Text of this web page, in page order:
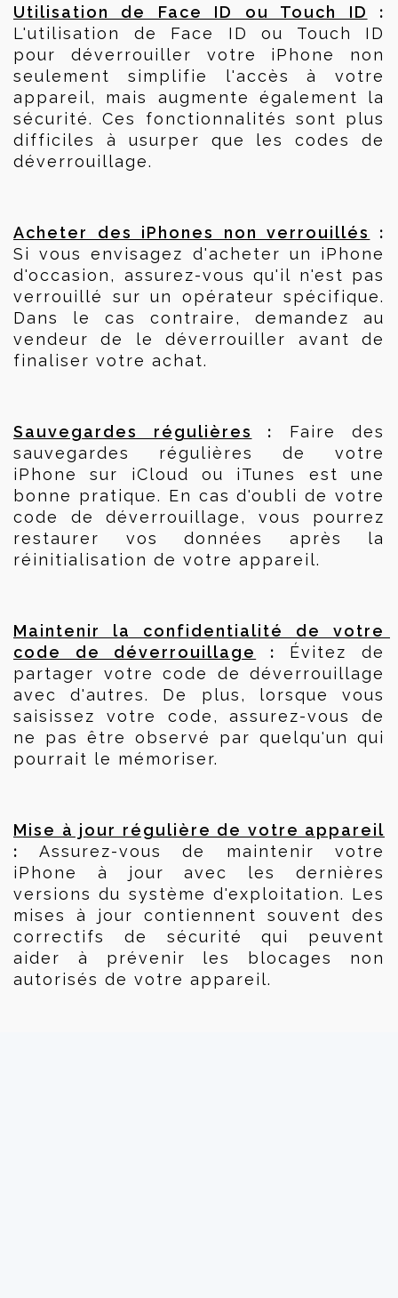
Utilisation de Face ID ou Touch ID :
L'utilisation de Face ID ou Touch ID
pour déverrouiller votre iPhone non
seulement simplifie l'accès à votre
appareil, mais augmente également la
sécurité. Ces fonctionnalités sont plus
difficiles à usurper que les codes de
déverrouillage.
Acheter des iPhones non verrouillés :
Si vous envisagez d'acheter un iPhone
d'occasion, assurez-vous qu'il n'est pas
verrouillé sur un opérateur spécifique.
Dans le cas contraire, demandez au
vendeur de le déverrouiller avant de
finaliser votre achat.
Sauvegardes régulières : Faire des
sauvegardes régulières de votre
iPhone sur iCloud ou iTunes est une
bonne pratique. En cas d'oubli de votre
code de déverrouillage, vous pourrez
restaurer vos données après la
réinitialisation de votre appareil.
Maintenir la confidentialité de votre
code de déverrouillage
: Évitez de
partager votre code de déverrouillage
avec d'autres. De plus, lorsque vous
saisissez votre code, assurez-vous de
ne pas être observé par quelqu'un qui
pourrait le mémoriser.
Mise à jour régulière de votre appareil
: Assurez-vous de maintenir votre
iPhone à jour avec les dernières
versions du système d'exploitation. Les
mises à jour contiennent souvent des
correctifs de sécurité qui peuvent
aider à prévenir les blocages non
autorisés de votre appareil.